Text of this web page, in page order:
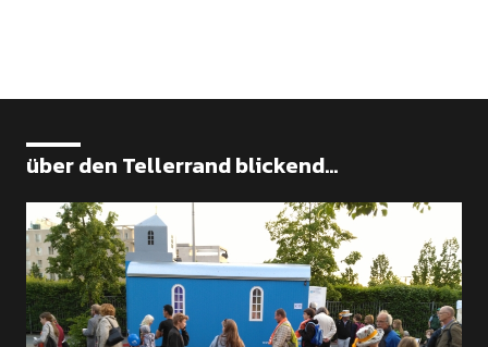
über den Tellerrand blickend...